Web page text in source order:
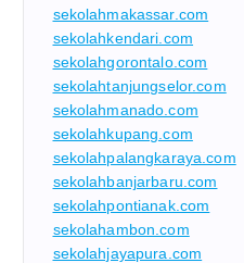
sekolahmakassar.com
sekolahkendari.com
sekolahgorontalo.com
sekolahtanjungselor.com
sekolahmanado.com
sekolahkupang.com
sekolahpalangkaraya.com
sekolahbanjarbaru.com
sekolahpontianak.com
sekolahambon.com
sekolahjayapura.com